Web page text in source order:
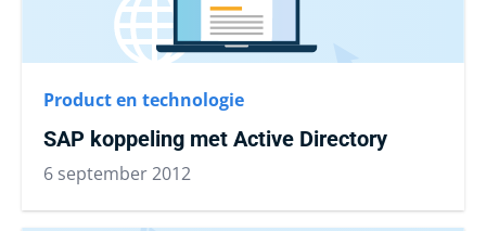
Product en technologie
SAP koppeling met Active Directory
6 september 2012